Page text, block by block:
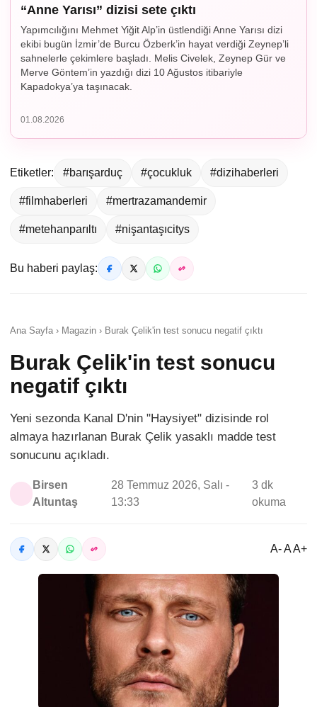
“Anne Yarısı” dizisi sete çıktı
Yapımcılığını Mehmet Yiğit Alp’in üstlendiği Anne Yarısı dizi
ekibi bugün İzmir’de Burcu Özberk’in hayat verdiği Zeynep’li
sahnelerle çekimlere başladı. Melis Civelek, Zeynep Gür ve
Merve Göntem’in yazdığı dizi 10 Ağustos itibariyle
Kapadokya’ya taşınacak.
01.08.2026
Etiketler: #barışarduç #çocukluk #dizihaberleri
#filmhaberleri #mertrazamandemir
#metehanparıltı #nişantaşıcitys
Bu haberi paylaş:
Ana Sayfa › Magazin › Burak Çelik'in test sonucu negatif çıktı
Burak Çelik'in test sonucu
negatif çıktı
Yeni sezonda Kanal D'nin "Haysiyet" dizisinde rol
almaya hazırlanan Burak Çelik yasaklı madde test
sonucunu açıkladı.
Birsen
Altuntaş
28 Temmuz 2026, Salı -
13:33
3 dk
okuma
A- A A+